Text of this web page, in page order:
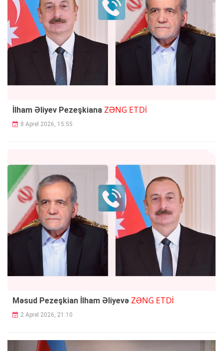
İlham Əliyev Pezeşkiana ZƏNG ETDİ
8 Aprel 2026, 15:55
Məsud Pezeşkian İlham Əliyevə ZƏNG ETDİ
2 Aprel 2026, 21:10